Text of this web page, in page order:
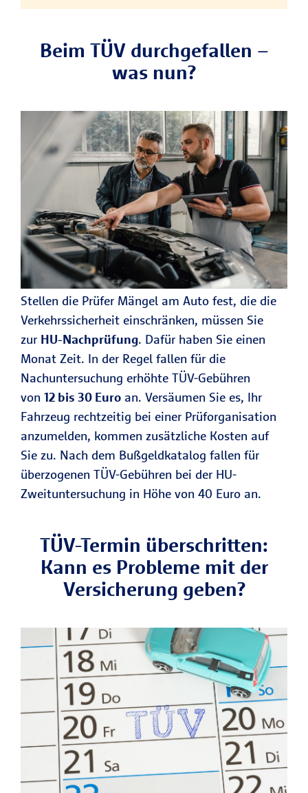
Beim TÜV durchgefallen –
was nun?
Stellen die Prüfer Mängel am Auto fest, die die
Verkehrssicherheit einschränken, müssen Sie
zur HU-Nachprüfung. Dafür haben Sie einen
Monat Zeit. In der Regel fallen für die
Nachuntersuchung erhöhte TÜV-Gebühren
von 12 bis 30 Euro an. Versäumen Sie es, Ihr
Fahrzeug rechtzeitig bei einer Prüforganisation
anzumelden, kommen zusätzliche Kosten auf
Sie zu. Nach dem Bußgeldkatalog fallen für
überzogenen TÜV-Gebühren bei der HU-
Zweituntersuchung in Höhe von 40 Euro an.
TÜV-Termin überschritten:
Kann es Probleme mit der
Versicherung geben?